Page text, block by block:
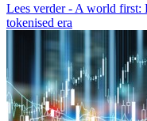
Lees verder- A world first:
tokenised era